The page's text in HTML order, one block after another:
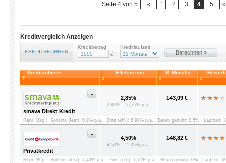
Seite 4 von 5 « 1 2 3 4 5 »
Kreditvergleich Anzeigen
KREDITRECHNER
Kreditbetrag:
€
Kreditlaufzeit:
Berechnen »
Kreditanbieter Effektivzins Ø Monatsr.
smava Direkt Kredit
2,85%
2,85% - 16,75% p.a.
143,09 €
Repr. Bsp.: Sollzins (fest): 6,9% p.a. Zins (eff.): 8,99% p.a. Bearb.gebühr: 2,5% Laufzeit:
Privatkredit
4,50%
4,50% - 11,95% p.a.
148,82 €
Repr. Bsp.: Sollzins (fest): 7,49% p.a. Zins (eff.): 7,75% p.a. Bearb.gebühr: 0% Laufzeit: